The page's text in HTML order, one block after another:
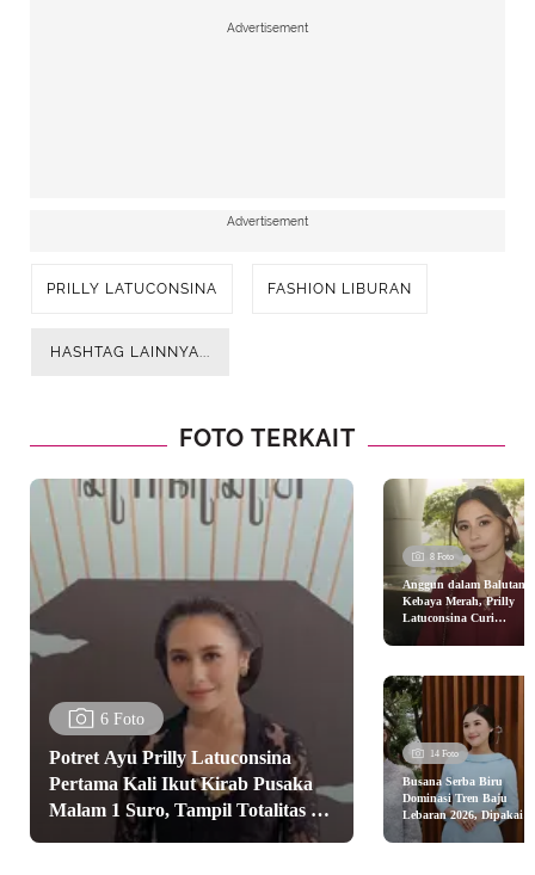
Advertisement
Advertisement
PRILLY LATUCONSINA FASHION LIBURAN
HASHTAG LAINNYA...
FOTO TERKAIT
6 Foto
Potret Ayu Prilly Latuconsina
Pertama Kali Ikut Kirab Pusaka
Malam 1 Suro, Tampil Totalitas ala
Perempuan Jawa dengan Sanggul
8 Foto
Anggun dalam Balutan
Kebaya Merah, Prilly
Latuconsina Curi
14 Foto
Busana Serba Biru
Dominasi Tren Baju
Lebaran 2026, Dipakai
Syifa Hadju hingga